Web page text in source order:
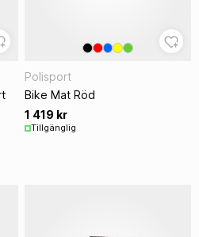
Polisport
Bike Mat Röd
1 419 kr
Tillgänglig